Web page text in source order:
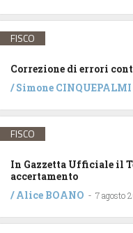
FISCO
Correzione di errori
/Simone CINQUEPALMI
FISCO
In Gazzetta Ufficiale il
accertamento
/Alice BOANO - 7 agosto